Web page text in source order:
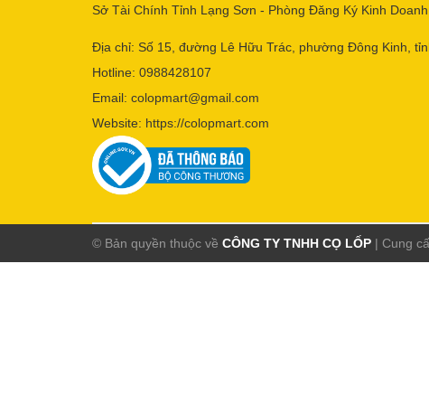
Sở Tài Chính Tỉnh Lạng Sơn - Phòng Đăng Ký Kinh Doanh
Địa chỉ: Số 15, đường Lê Hữu Trác, phường Đông Kinh,
Hotline: 0988428107
Email: colopmart@gmail.com
Website: https://colopmart.com
© Bản quyền thuộc về CÔNG TY TNHH CỌ LỐP | Cung